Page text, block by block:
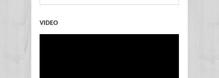
VIDEO